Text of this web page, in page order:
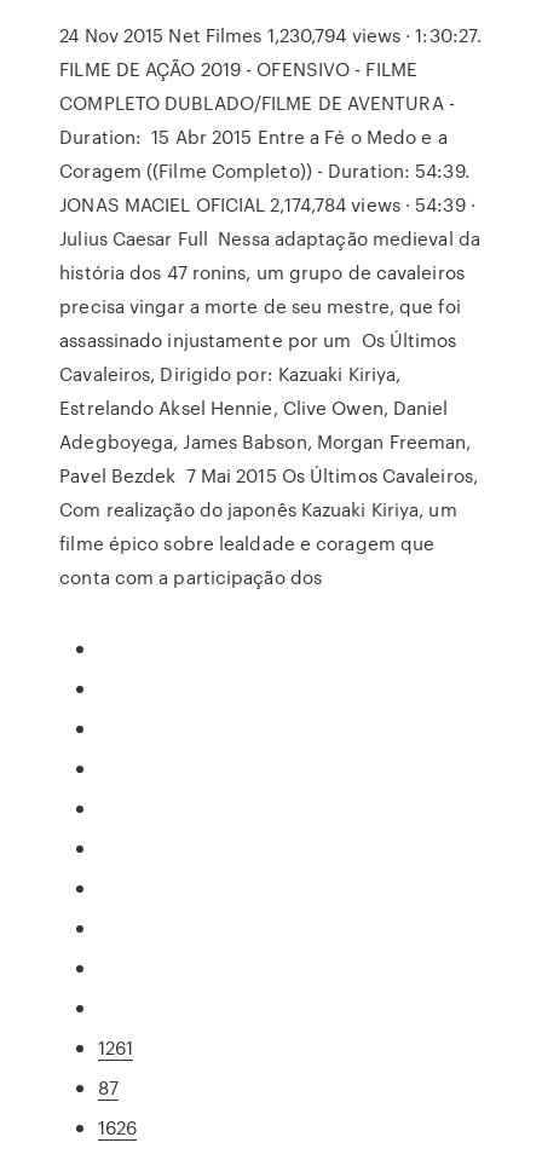
24 Nov 2015 Net Filmes 1,230,794 views · 1:30:27.
FILME DE AÇÃO 2019 - OFENSIVO - FILME
COMPLETO DUBLADO/FILME DE AVENTURA -
Duration: 15 Abr 2015 Entre a Fé o Medo e a
Coragem ((Filme Completo)) - Duration: 54:39.
JONAS MACIEL OFICIAL 2,174,784 views · 54:39 ·
Julius Caesar Full Nessa adaptação medieval da
história dos 47 ronins, um grupo de cavaleiros
precisa vingar a morte de seu mestre, que foi
assassinado injustamente por um Os Últimos
Cavaleiros, Dirigido por: Kazuaki Kiriya,
Estrelando Aksel Hennie, Clive Owen, Daniel
Adegboyega, James Babson, Morgan Freeman,
Pavel Bezdek 7 Mai 2015 Os Últimos Cavaleiros,
Com realização do japonês Kazuaki Kiriya, um
filme épico sobre lealdade e coragem que
conta com a participação dos
1261
87
1626